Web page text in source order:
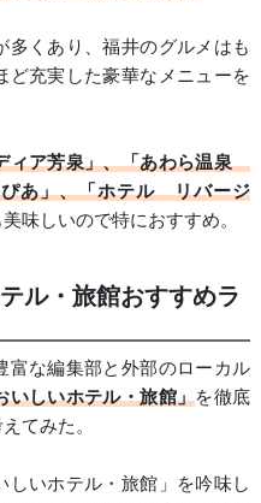
くあり、福井のグルメはも
ど充実した豪華なメニューを
ィア芳泉」、「あわら温泉
あ」、「ホテル リバージ
味しいので特におすすめ。
ル・旅館おすすめラ
富な編集部と外部のローカル
いしいホテル・旅館」を徹底
てみた。
しいホテル・旅館」を吟味し